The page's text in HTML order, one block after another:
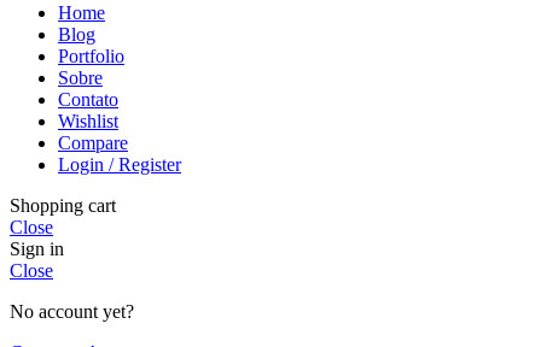
Home
Blog
Portfolio
Sobre
Contato
Wishlist
Compare
Login / Register
Shopping cart
Close
Sign in
Close
No account yet?